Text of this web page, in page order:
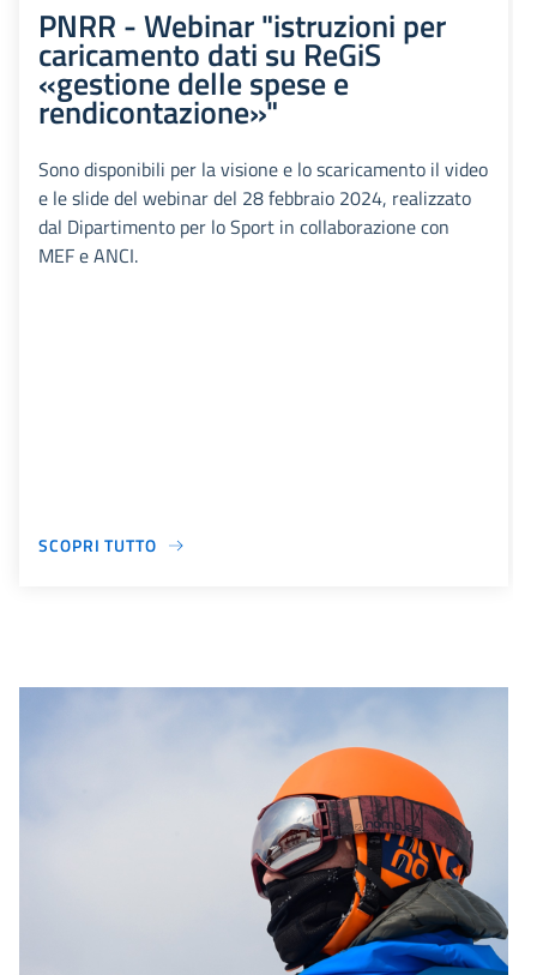
PNRR - Webinar "istruzioni per
caricamento dati su ReGiS
«gestione delle spese e
rendicontazione»"
Sono disponibili per la visione e lo scaricamento il video
e le slide del webinar del 28 febbraio 2024, realizzato
dal Dipartimento per lo Sport in collaborazione con
MEF e ANCI.
SCOPRI TUTTO